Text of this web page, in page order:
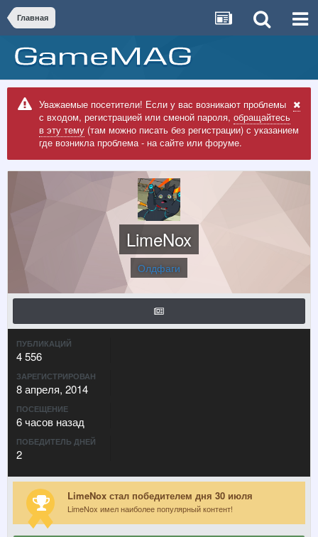
Главная
Уважаемые посетители! Если у вас возникают проблемы
с входом, регистрацией или сменой пароля, обращайтесь
в эту тему (там можно писать без регистрации) с указанием
где возникла проблема - на сайте или форуме.
LimeNox
Олдфаги
ПУБЛИКАЦИЙ
4 556
ЗАРЕГИСТРИРОВАН
8 апреля, 2014
ПОСЕЩЕНИЕ
6 часов назад
ПОБЕДИТЕЛЬ ДНЕЙ
2
LimeNox стал победителем дня 30 июля
LimeNox имел наиболее популярный контент!